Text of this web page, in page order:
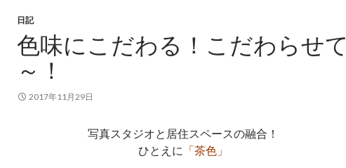
日記
色味にこだわる！こだわらせて
～！
2017年11月29日
写真スタジオと居住スペースの融合！
ひとえに 「茶色」